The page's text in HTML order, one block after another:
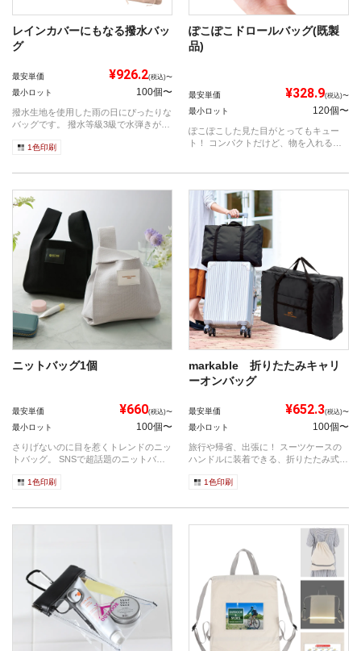
レインカバーにもなる撥水バッ
グ
最安単価 ¥926.2(税込)〜
最小ロット 100個〜
撥水生地を使用した雨の日にぴったりな
バッグです。 撥水等級3級で水弾きがよ
1色印刷
ぽこぽこドロールバッグ(既製
品)
最安単価 ¥328.9(税込)〜
最小ロット 120個〜
ぽこぽこした見た目がとってもキュー
ト！ コンパクトだけど、物を入れると
ニットバッグ1個
最安単価 ¥660(税込)〜
最小ロット 100個〜
さりげないのに目を惹くトレンドのニッ
トバッグ。 SNSで超話題のニットバッ
1色印刷
markable 折りたたみキャリ
ーオンバッグ
最安単価 ¥652.3(税込)〜
最小ロット 100個〜
旅行や帰省、出張に！ スーツケースの
ハンドルに装着できる、折りたたみ式の
1色印刷